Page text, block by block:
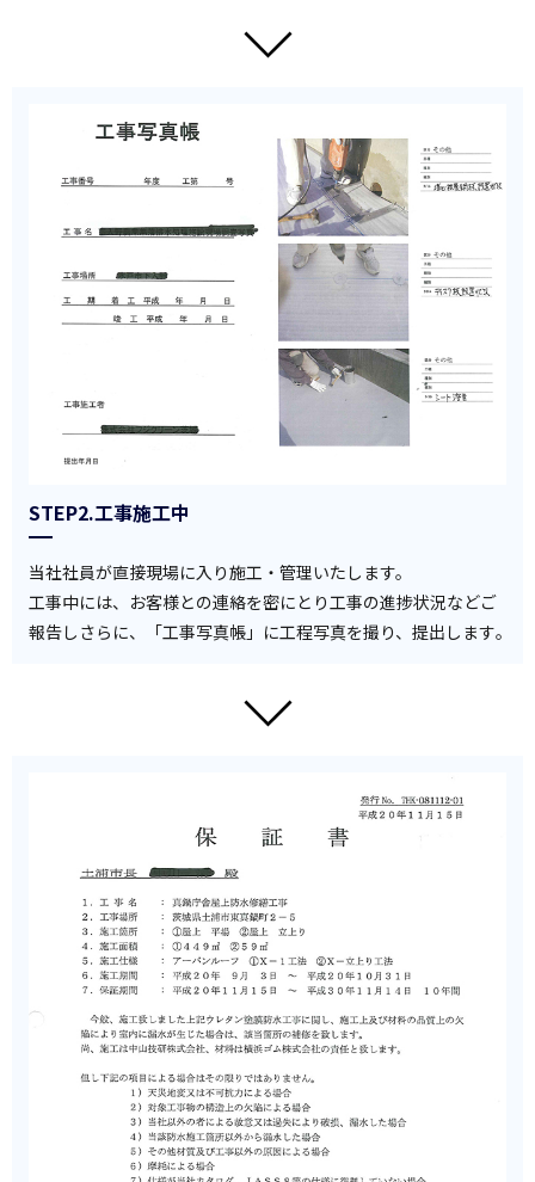
STEP2.工事施工中
当社社員が直接現場に入り施工・管理いたします。
工事中には、お客様との連絡を密にとり工事の進捗状況などご
報告しさらに、「工事写真帳」に工程写真を撮り、提出します｡